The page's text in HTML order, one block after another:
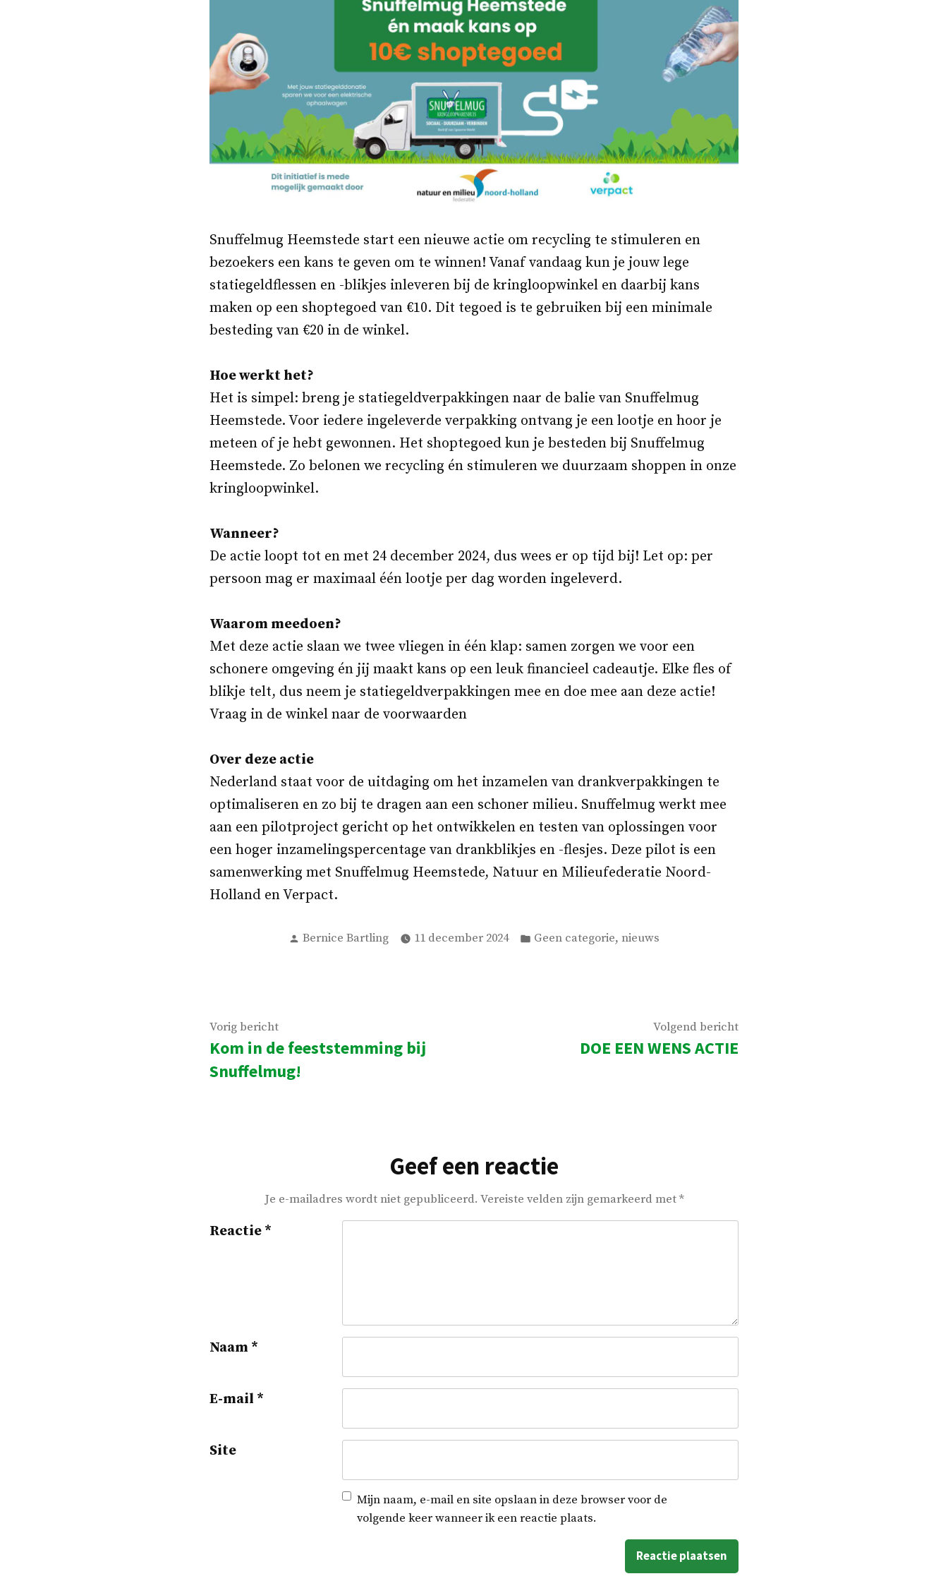
Snuffelmug Heemstede start een nieuwe actie om recycling te stimuleren en
bezoekers een kans te geven om te winnen! Vanaf vandaag kun je jouw lege
statiegeldflessen en -blikjes inleveren bij de kringloopwinkel en daarbij kans
maken op een shoptegoed van €10. Dit tegoed is te gebruiken bij een minimale
besteding van €20 in de winkel.
Hoe werkt het?
Het is simpel: breng je statiegeldverpakkingen naar de balie van Snuffelmug
Heemstede. Voor iedere ingeleverde verpakking ontvang je een lootje en hoor je
meteen of je hebt gewonnen. Het shoptegoed kun je besteden bij Snuffelmug
Heemstede. Zo belonen we recycling én stimuleren we duurzaam shoppen in onze
kringloopwinkel.
Wanneer?
De actie loopt tot en met 24 december 2024, dus wees er op tijd bij! Let op: per
persoon mag er maximaal één lootje per dag worden ingeleverd.
Waarom meedoen?
Met deze actie slaan we twee vliegen in één klap: samen zorgen we voor een
schonere omgeving én jij maakt kans op een leuk financieel cadeautje. Elke fles of
blikje telt, dus neem je statiegeldverpakkingen mee en doe mee aan deze actie!
Vraag in de winkel naar de voorwaarden
Over deze actie
Nederland staat voor de uitdaging om het inzamelen van drankverpakkingen te
optimaliseren en zo bij te dragen aan een schoner milieu. Snuffelmug werkt mee
aan een pilotproject gericht op het ontwikkelen en testen van oplossingen voor
een hoger inzamelingspercentage van drankblikjes en -flesjes. Deze pilot is een
samenwerking met Snuffelmug Heemstede, Natuur en Milieufederatie Noord-
Holland en Verpact.
Geplaatst
Bernice Bartling 11 december 2024
Geplaatst
Geen categorie, nieuws
Bericht
navigatie
Vorig berichtVorig
bericht:
Kom in de feeststemming bij
Snuffelmug!
Volgend berichtVolgend
DOE EEN WENS ACTIE
Geef een reactie
Je e-mailadres wordt niet gepubliceerd. Vereiste velden zijn gemarkeerd met*
Reactie *
Naam *
E-mail *
Site
Mijn naam, e-mail en site opslaan in deze browser voor de
volgende keer wanneer ik een reactie plaats.